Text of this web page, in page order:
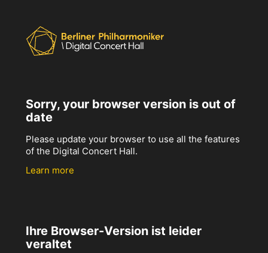
Sorry, your browser version is out of
date
Please update your browser to use all the features
of the Digital Concert Hall.
Learn more
Ihre Browser-Version ist leider
veraltet